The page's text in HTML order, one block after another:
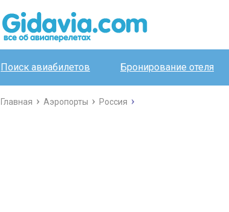
Поиск авиабилетов Бронирование отеля
Главная Аэропорты Россия